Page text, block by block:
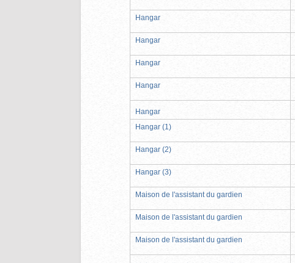
Hangar
Hangar
Hangar
Hangar
Hangar
Hangar (1)
Hangar (2)
Hangar (3)
Maison de l'assistant du gardien
Maison de l'assistant du gardien
Maison de l'assistant du gardien